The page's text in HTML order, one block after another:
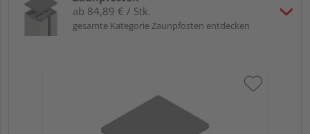
ab 84,89 € / Stk.
gesamte Kategorie Zaunpfosten entdecken